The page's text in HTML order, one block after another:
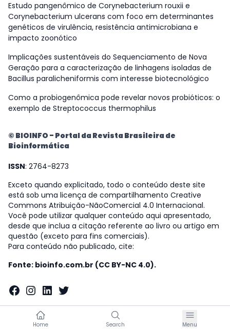
Home Search Menu
Estudo pangenômico de Corynebacterium rouxii e
Corynebacterium ulcerans com foco em determinantes
genéticos de virulência, resistência antimicrobiana e
impacto zoonótico
Implicações sustentáveis do Sequenciamento de Nova
Geração para a caracterização de linhagens isoladas de
Bacillus paralicheniformis com interesse biotecnológico
Como a probiogenômica pode revelar novos probióticos: o
exemplo de Streptococcus thermophilus
© BIOINFO - Portal da Revista Brasileira de
Bioinformática
ISSN: 2764-8273
Exceto quando explicitado, todo o conteúdo deste site
está sob uma licença de compartilhamento Creative
Commons Atribuição-NãoComercial 4.0 Internacional.
Você pode utilizar qualquer conteúdo aqui apresentado,
desde que inclua a citação referente ao livro ou artigo em
questão (exceto para fins comerciais).
Para conteúdo não publicado, cite:
Fonte: bioinfo.com.br (CC BY-NC 4.0).
Facebook
Instagram
LinkedIn
Twitter